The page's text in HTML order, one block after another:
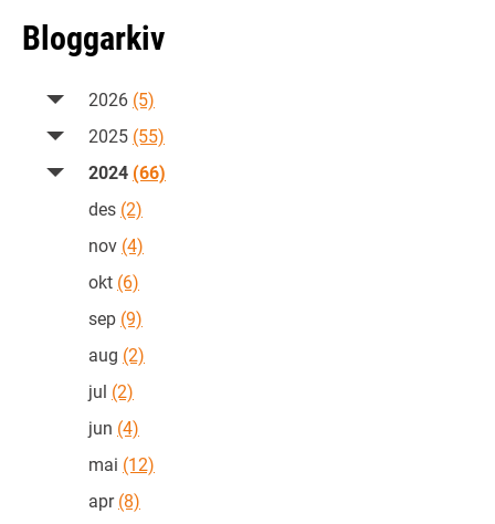
Bloggarkiv
2026 (5)
2025 (55)
2024 (66)
des (2)
nov (4)
okt (6)
sep (9)
aug (2)
jul (2)
jun (4)
mai (12)
apr(8)